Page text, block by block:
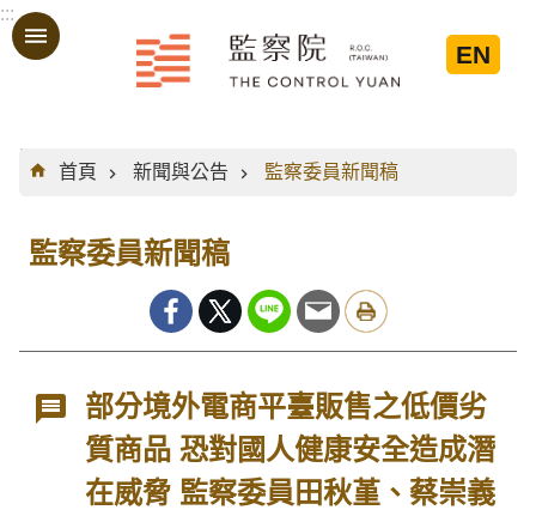
跳到主要內容區塊
:::
EN
:::
首頁
新聞與公告 監察委員新聞稿
監察委員新聞稿
部分境外電商平臺販售之低價劣
質商品 恐對國人健康安全造成潛
在威脅 監察委員田秋堇、蔡崇義